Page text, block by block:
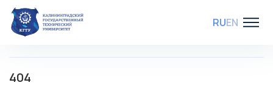
RUEN
404